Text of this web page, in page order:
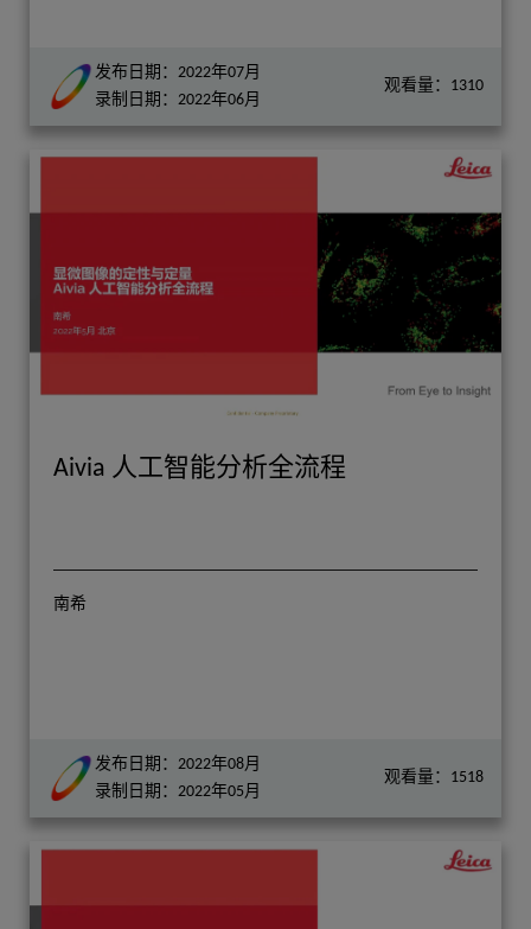
发布日期：2022年07月
录制日期：2022年06月
观看量：1310
Aivia 人工智能分析全流程
南希
发布日期：2022年08月
录制日期：2022年05月
观看量：1518